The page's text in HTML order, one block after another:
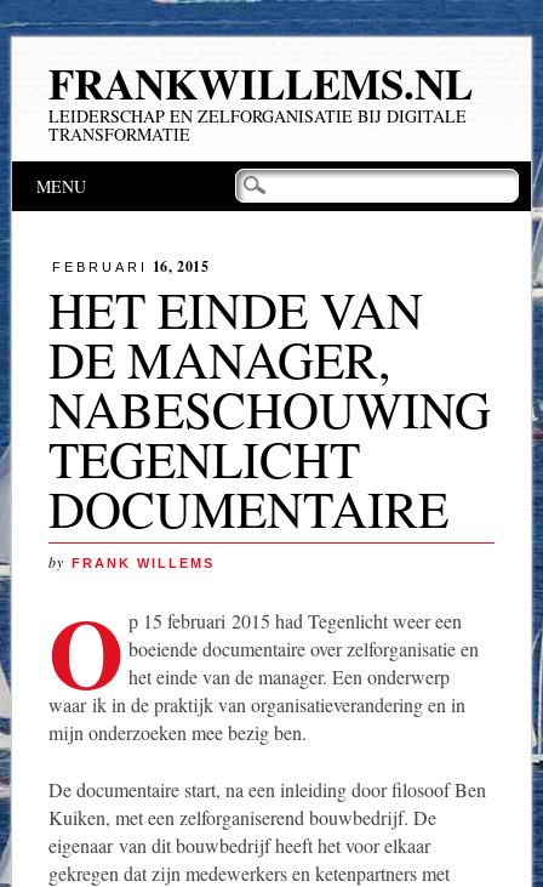
FRANKWILLEMS.NL
LEIDERSCHAP EN ZELFORGANISATIE BIJ DIGITALE
TRANSFORMATIE
Hoofdmenu
springen
MENU
FEBRUARI 16, 2015
HET EINDE VAN
DE MANAGER,
NABESCHOUWING
TEGENLICHT
DOCUMENTAIRE
by FRANK WILLEMS
O p 15 februari 2015 had Tegenlicht weer een
boeiende documentaire over zelforganisatie en
het einde van de manager. Een onderwerp
waar ik in de praktijk van organisatieverandering en in
mijn onderzoeken mee bezig ben.
De documentaire start, na een inleiding door filosoof Ben
Kuiken, met een zelforganiserend bouwbedrijf. De
eigenaar van dit bouwbedrijf heeft het voor elkaar
gekregen dat zijn medewerkers en ketenpartners met